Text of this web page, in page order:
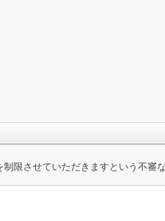
制限させていただきますという不審